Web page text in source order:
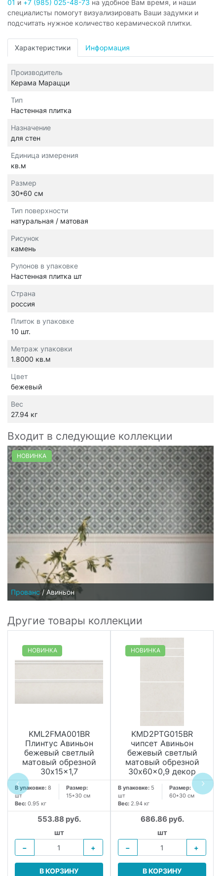
01 и +7 (985) 025-48-73 на удобное Вам время, и наши
специалисты помогут визуализировать Ваши задумки и
подсчитать нужное количество керамической плитки.
Характеристики Информация
Производитель
Керама Марацци
Тип
Настенная плитка
Назначение
для стен
Единица измерения
кв.м
Размер
30*60 см
Тип поверхности
натуральная / матовая
Рисунок
камень
Рулонов в упаковке
Настенная плитка шт
Страна
россия
Плиток в упаковке
10 шт.
Метраж упаковки
1.8000 кв.м
Цвет
бежевый
Вес
27.94 кг
Входит в следующие коллекции
НОВИНКА
Прованс / Авиньон
Другие товары коллекции
НОВИНКА
KML2FMA001BR
Плинтус Авиньон
бежевый светлый
матовый обрезной
30x15x1,7
В упаковке: 8
шт
Размер:
15*30 см
Вес: 0.95 кг
553.88 руб.
шт
−
+
В КОРЗИНУ
НОВИНКА
KMD2PTG015BR
чипсет Авиньон
бежевый светлый
матовый обрезной
30x60x0,9 декор
В упаковке: 5
шт
Размер:
60*30 см
Вес: 2.94 кг
686.86 руб.
шт
−
+
В КОРЗИНУ